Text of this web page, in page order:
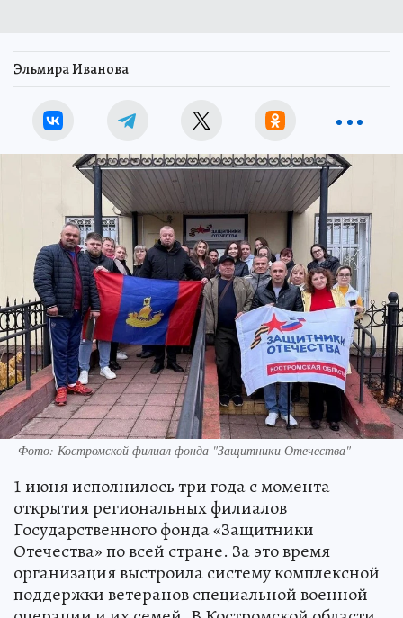
Эльмира Иванова
Фото: Костромской филиал фонда "Защитники Отечества"
1 июня исполнилось три года с момента
открытия региональных филиалов
Государственного фонда «Защитники
Отечества» по всей стране. За это время
организация выстроила систему комплексной
поддержки ветеранов специальной военной